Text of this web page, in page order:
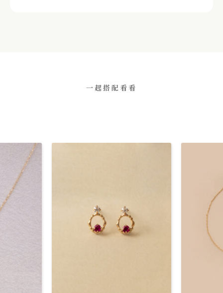
一起搭配看看